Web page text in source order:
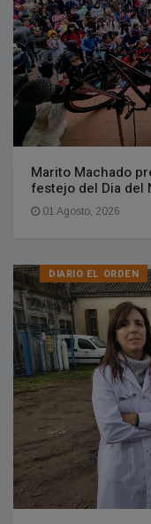
Marito Machado
festejo del Dia del
01 Agosto, 2026
DIARIO EL ORDEN